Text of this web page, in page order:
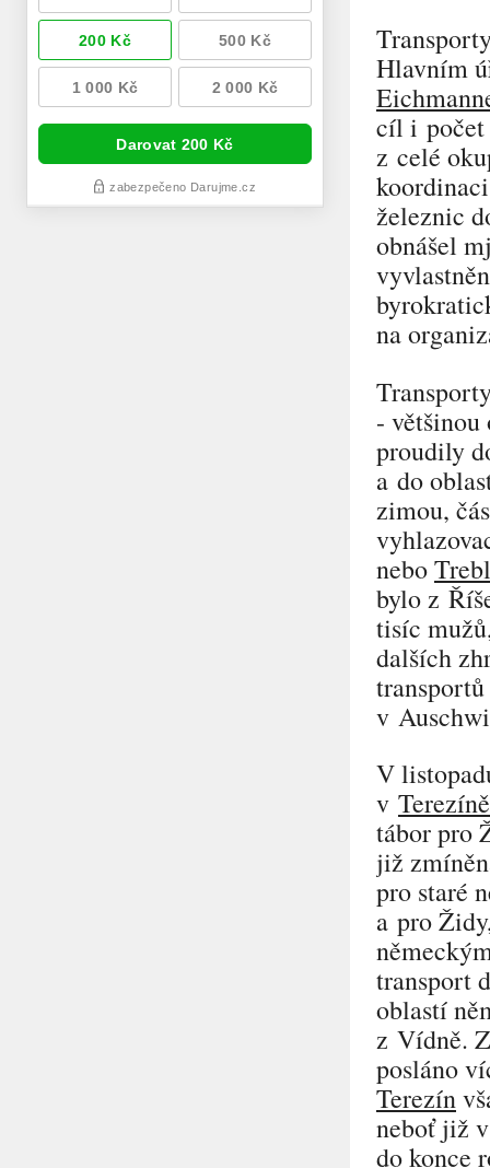
Hlavním
cíl i počet
z celé
železnic
obnášel
na
-
proudily
a do
zimou,
nebo
bylo z
tisíc
dalších
v
V
v Terezíně
tábor pro
již
pro staré
a pro
transport
oblastí
z Vídně.
posláno
Terezín
neboť již
do konce